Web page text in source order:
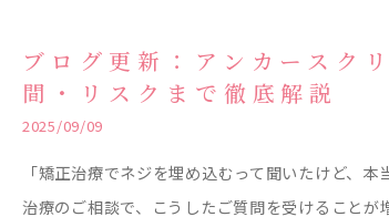
ブログ更新：アンカースク
間・リスクまで徹底解説
2025/09/09
「矯正治療でネジを埋め込むって聞いたけど、
治療のご相談で、こうしたご質問を受けることが